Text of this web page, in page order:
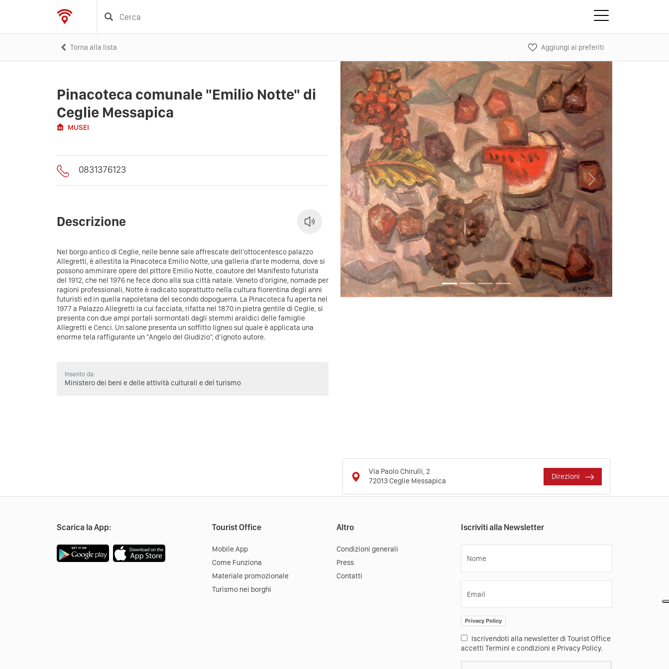
Torna alla lista Aggiungi ai preferiti
Pinacoteca comunale "Emilio Notte" di
Ceglie Messapica
MUSEI
0831376123
Descrizione
Nel borgo antico di Ceglie, nelle benne sale affrescate dell’ottocentesco palazzo
Allegretti, è allestita la Pinacoteca Emilio Notte, una galleria d’arte moderna, dove si
possono ammirare opere del pittore Emilio Notte, coautore del Manifesto futurista
del 1912, che nel 1976 ne fece dono alla sua città natale. Veneto d’origine, nomade per
ragioni professionali, Notte è radicato soprattutto nella cultura fiorentina degli anni
futuristi ed in quella napoletana del secondo dopoguerra. La Pinacoteca fu aperta nel
1977 a Palazzo Allegretti la cui facciata, rifatta nel 1870 in pietra gentile di Ceglie, si
presenta con due ampi portali sormontati dagli stemmi araldici delle famiglie
Allegretti e Cenci. Un salone presenta un soffitto ligneo sul quale è applicata una
enorme tela raffigurante un "Angelo del Giudizio", d’ignoto autore.
Inserito da:
Ministero dei beni e delle attività culturali e del turismo
Previous Next
Via Paolo Chirulli, 2
72013Ceglie Messapica
Direzioni
Scarica la App: Tourist Office
Mobile App
Come Funziona
Materiale promozionale
Turismo nei borghi
Altro
Condizioni generali
Press
Contatti
Iscriviti alla Newsletter
Nome
Email
Privacy Policy
Iscrivendoti alla newsletter di Tourist Office
accetti Termini e condizioni e Privacy Policy.